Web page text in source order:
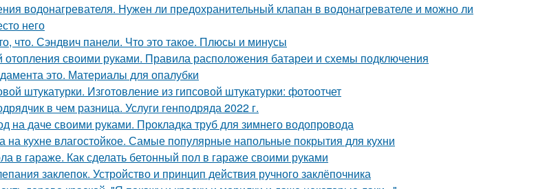
водонагревателя. Нужен ли предохранительный клапан в водонагревателе и можно ли
него
что. Сэндвич панели. Что это такое. Плюсы и минусы
отопления своими руками. Правила расположения батареи и схемы подключения
это. Материалы для опалубки
штукатурки. Изготовление из гипсовой штукатурки: фотоотчет
в чем разница. Услуги генподряда 2022 г.
на даче своими руками. Прокладка труб для зимнего водопровода
на кухне влагостойкое. Самые популярные напольные покрытия для кухни
в гараже. Как сделать бетонный пол в гараже своими руками
заклепок. Устройство и принцип действия ручного заклёпочника